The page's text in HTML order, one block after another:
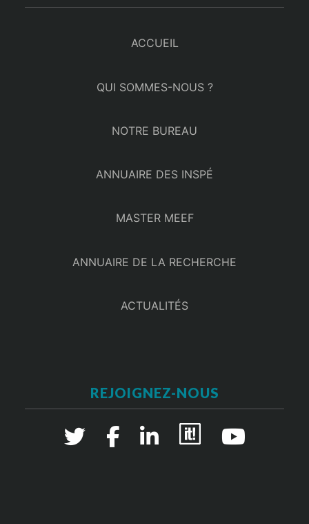
ACCUEIL
QUI SOMMES-NOUS ?
NOTRE BUREAU
ANNUAIRE DES INSPÉ
MASTER MEEF
ANNUAIRE DE LA RECHERCHE
ACTUALITÉS
REJOIGNEZ-NOUS